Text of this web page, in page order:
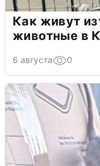
Как живут
животные в
6 августа 0